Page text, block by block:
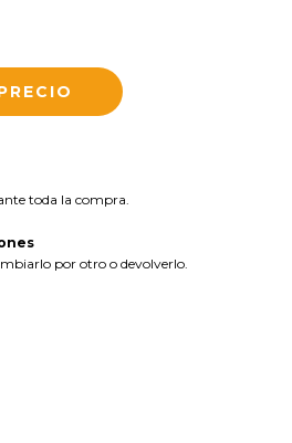
toda la compra.
por otro o devolverlo.